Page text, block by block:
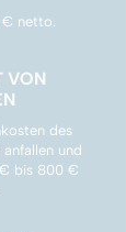
€ netto.
VON
des
anfallen und
€ bis 800 €